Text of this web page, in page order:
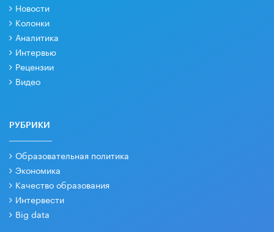
Новости
Колонки
Аналитика
Интервью
Рецензии
Видео
РУБРИКИ
Образовательная политика
Экономика
Качество образования
Интервести
Big data